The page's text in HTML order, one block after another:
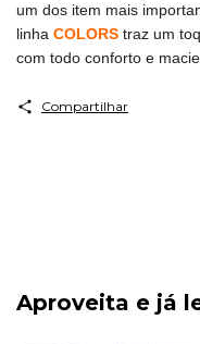
um dos item mais
linha COLORS traz um
com todo conforto e
Compartilhar
Aproveita e já